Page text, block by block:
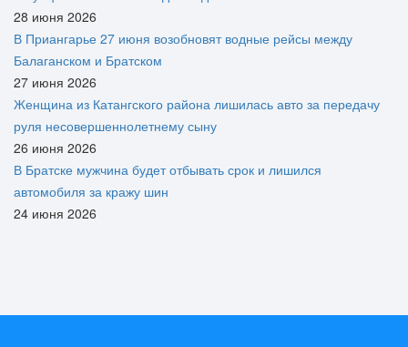
28 июня 2026
В Приангарье 27 июня возобновят водные рейсы между
Балаганском и Братском
27 июня 2026
Женщина из Катангского района лишилась авто за передачу
руля несовершеннолетнему сыну
26 июня 2026
В Братске мужчина будет отбывать срок и лишился
автомобиля за кражу шин
24 июня 2026